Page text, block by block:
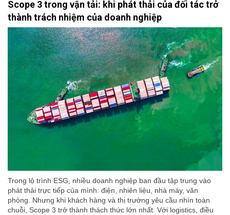
Scope 3 trong vận tải: khi phát thải của đối tác trở
thành trách nhiệm của doanh nghiệp
Trong lộ trình ESG, nhiều doanh nghiệp ban đầu tập trung vào
phát thải trực tiếp của mình: điện, nhiên liệu, nhà máy, văn
phòng. Nhưng khi khách hàng và thị trường yêu cầu nhìn toàn
chuỗi, Scope 3 trở thành thách thức lớn nhất. Với logistics, điều